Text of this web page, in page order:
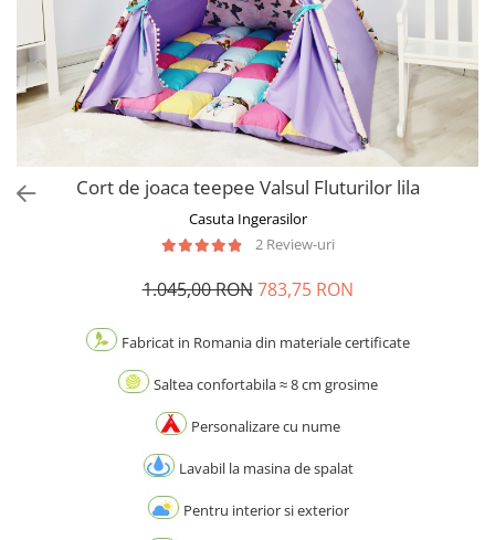
Cort de joaca teepee Valsul Fluturilor lila
Casuta Ingerasilor
2 Review-uri
1.045,00 RON 783,75 RON
Fabricat in Romania din materiale certificate
Saltea confortabila ≈ 8 cm grosime
Personalizare cu nume
Lavabil la masina de spalat
Pentru interior si exterior